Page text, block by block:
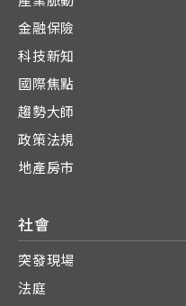
金融保險
科技新知
國際焦點
趨勢大師
政策法規
地產房市
社會
突發現場
法庭